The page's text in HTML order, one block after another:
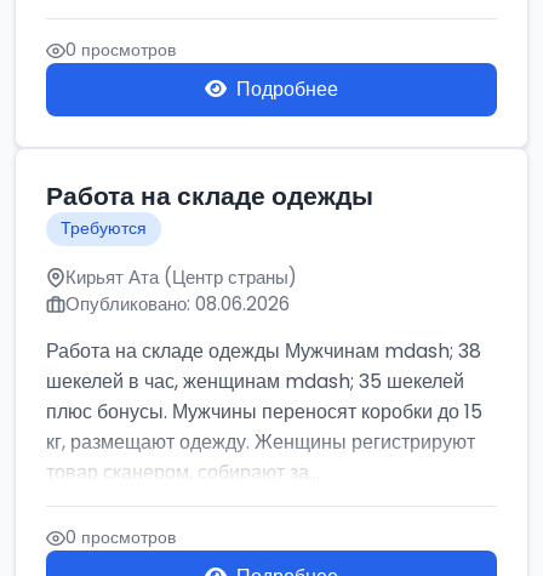
0 просмотров
Подробнее
Работа на складе одежды
Требуются
Кирьят Ата (Центр страны)
Опубликовано: 08.06.2026
Работа на складе одежды Мужчинам mdash; 38
шекелей в час, женщинам mdash; 35 шекелей
плюс бонусы. Мужчины переносят коробки до 15
кг, размещают одежду. Женщины регистрируют
товар сканером, собирают за...
0 просмотров